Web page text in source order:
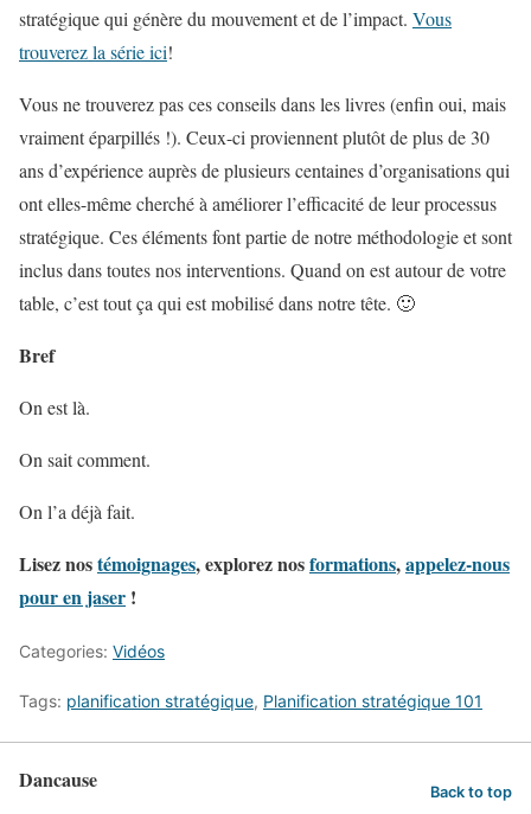
stratégique qui génère du mouvement et de l’impact. Vous
trouverez la série ici!
Vous ne trouverez pas ces conseils dans les livres (enfin oui, mais
vraiment éparpillés !). Ceux-ci proviennent plutôt de plus de 30
ans d’expérience auprès de plusieurs centaines d’organisations qui
ont elles-même cherché à améliorer l’efficacité de leur processus
stratégique. Ces éléments font partie de notre méthodologie et sont
inclus dans toutes nos interventions. Quand on est autour de votre
table, c’est tout ça qui est mobilisé dans notre tête. 🙂
Bref
On est là.
On sait comment.
On l’a déjà fait.
Lisez nostémoignages, explorez nosformations,appelez-nous
pour en jaser !
Categories: Vidéos
Tags: planification stratégique, Planification stratégique 101
Dancause Back to top